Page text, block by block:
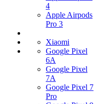
4
Apple Airpods
Pro 3
Xiaomi
Google Pixel
6A
Google Pixel
7А
Google Pixel 7
Pro